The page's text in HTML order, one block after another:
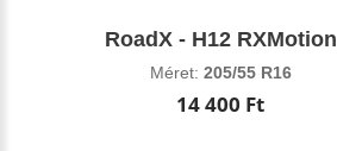
RoadX - H12 RXMotion
Méret: 205/55 R16
14 400 Ft